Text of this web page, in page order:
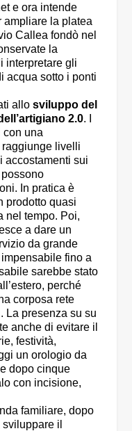
e ora intende
ampliare la platea
Callea fondò nel
la
interpretare gli
acqua sotto i ponti
allosviluppo del
2.0. I
con una
livelli
accostamenti sui
In pratica è
prodotto quasi
nel tempo. Poi,
a dare un
da grande
fino a
sarebbe stato
perché
corposa rete
La presenza su su
anche di evitare il
festività,
un orologio da
dopo cinque
con incisione,
familiare, dopo
il